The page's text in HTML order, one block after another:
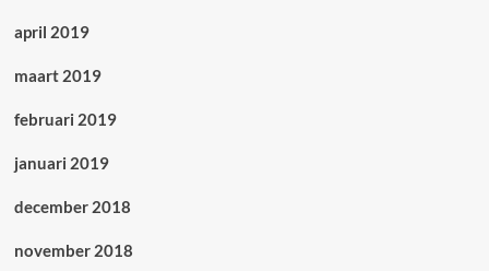
april 2019
maart 2019
februari 2019
januari 2019
december 2018
november 2018